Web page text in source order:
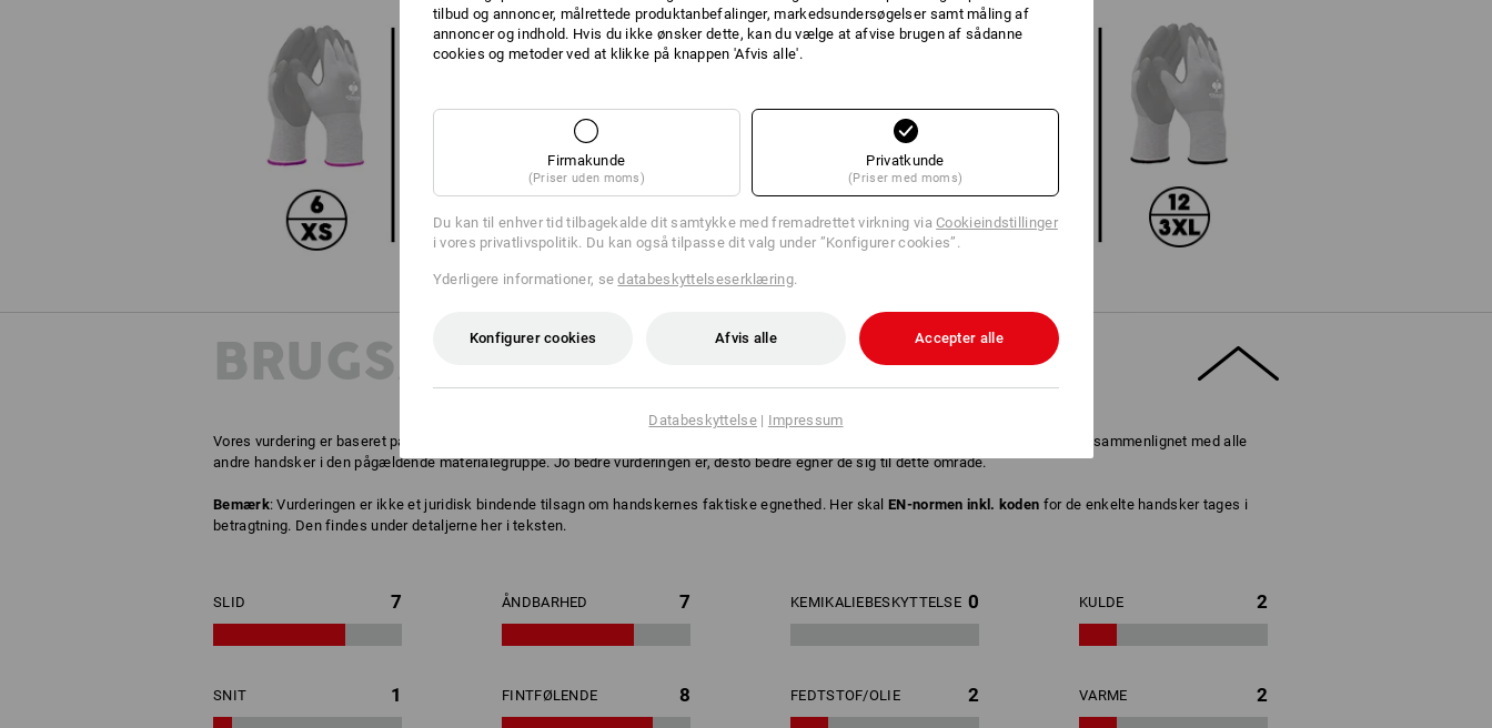
BRUGSANBEFALING
Vores vurdering er baseret på praktisk erfaring. Der er ikke taget højde for EN-normer. De enkelte handskers egenskaber blev vurderet sammenlignet med alle
andre handsker i den pågældende materialegruppe. Jo bedre vurderingen er, desto bedre egner de sig til dette område.
Bemærk: Vurderingen er ikke et juridisk bindende tilsagn om handskernes faktiske egnethed. Her skalEN-normen inkl. koden for de enkelte handsker tages i
betragtning. Den findes under detaljerne her i teksten.
SLID 7 ÅNDBARHED 7 KEMIKALIEBESKYTTELSE 0 KULDE 2
SNIT 1 FINTFØLENDE 8 FEDTSTOF/OLIE 2 VARME 2
tilbud og annoncer, målrettede produktanbefalinger, markedsundersøgelser samt måling af
annoncer og indhold. Hvis du ikke ønsker dette, kan du vælge at afvise brugen af sådanne
cookies og metoder ved at klikke på knappen 'Afvis alle'.
Firmakunde
(Priser uden moms)
Privatkunde
(Priser med moms)
Du kan til enhver tid tilbagekalde dit samtykke med fremadrettet virkning viaCookieindstillinger
i vores privatlivspolitik. Du kan også tilpasse dit valg under ”Konfigurer cookies”.
Yderligere informationer, sedatabeskyttelseserklæring.
Konfigurer cookies Afvis alle Accepter alle
Databeskyttelse| Impressum